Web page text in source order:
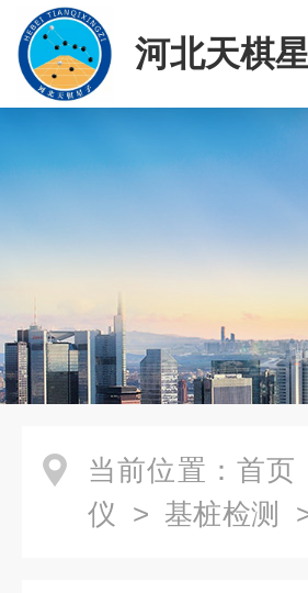
河北天棋
司
当前位置： 首页
仪 > 基桩检测